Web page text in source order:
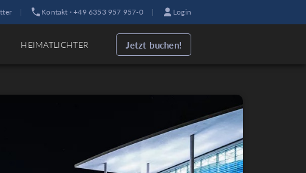
| Kontakt · +49 6353 957 957-0 | Login
HEIMATLICHTER Jetzt buchen!